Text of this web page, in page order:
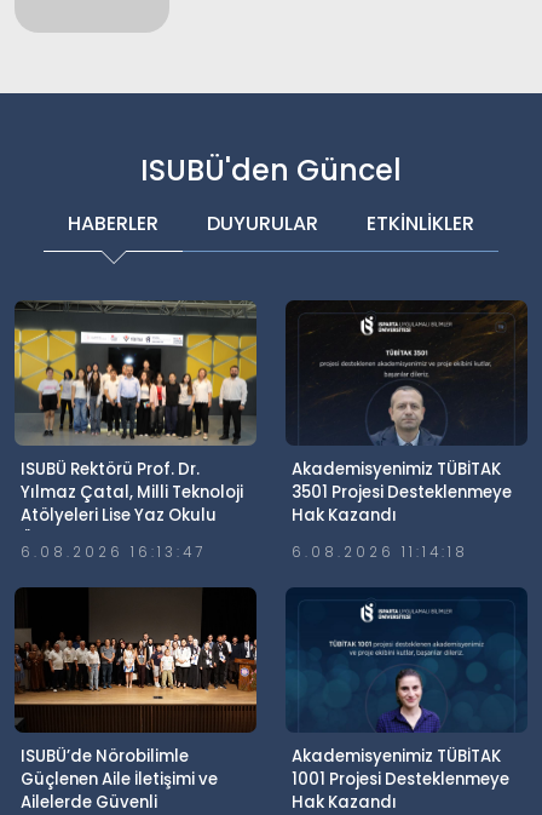
ISUBÜ'den Güncel
HABERLER DUYURULAR ETKİNLİKLER
ISUBÜ Rektörü Prof. Dr.
Yılmaz Çatal, Milli Teknoloji
Atölyeleri Lise Yaz Okulu
Öğrencileriyle Buluştu
6.08.2026 16:13:47
Akademisyenimiz TÜBİTAK
3501 Projesi Desteklenmeye
Hak Kazandı
6.08.2026 11:14:18
ISUBÜ’de Nörobilimle
Güçlenen Aile İletişimi ve
Ailelerde Güvenli
Akademisyenimiz TÜBİTAK
1001 Projesi Desteklenmeye
Hak Kazandı